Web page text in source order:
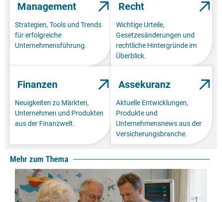
Management
Strategien, Tools und Trends
für erfolgreiche
Unternehmensführung.
Recht
Wichtige Urteile,
Gesetzesänderungen und
rechtliche Hintergründe im
Überblick.
Finanzen
Neuigkeiten zu Märkten,
Unternehmen und Produkten
aus der Finanzwelt.
Assekuranz
Aktuelle Entwicklungen,
Produkte und
Unternehmensnews aus der
Versicherungsbranche.
Mehr zum Thema